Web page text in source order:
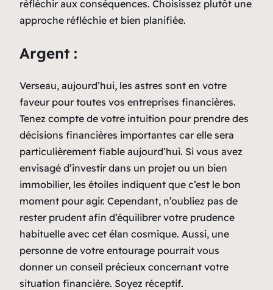
réfléchir aux conséquences. Choisissez plutôt une
approche réfléchie et bien planifiée.
Argent :
Verseau, aujourd’hui, les astres sont en votre
faveur pour toutes vos entreprises financières.
Tenez compte de votre intuition pour prendre des
décisions financières importantes car elle sera
particulièrement fiable aujourd’hui. Si vous avez
envisagé d’investir dans un projet ou un bien
immobilier, les étoiles indiquent que c’est le bon
moment pour agir. Cependant, n’oubliez pas de
rester prudent afin d’équilibrer votre prudence
habituelle avec cet élan cosmique. Aussi, une
personne de votre entourage pourrait vous
donner un conseil précieux concernant votre
situation financière. Soyez réceptif.